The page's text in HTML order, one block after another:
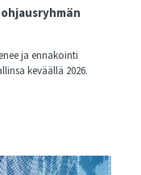
ja ennakointi
keväällä 2026.